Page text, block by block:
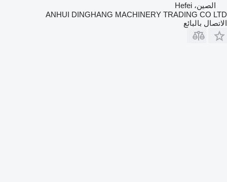
الصين، Hefei
ANHUI DINGHANG MACHINERY TRADING CO LTD
الاتصال بالبائع